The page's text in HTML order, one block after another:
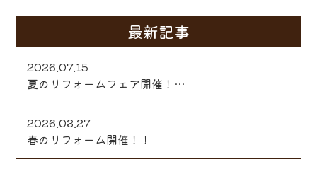
最新記事
2026.07.15
夏のリフォームフェア開催！…
2026.03.27
春のリフォーム開催！！